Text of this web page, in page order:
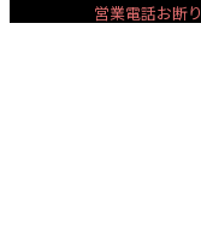
営業電話お断り